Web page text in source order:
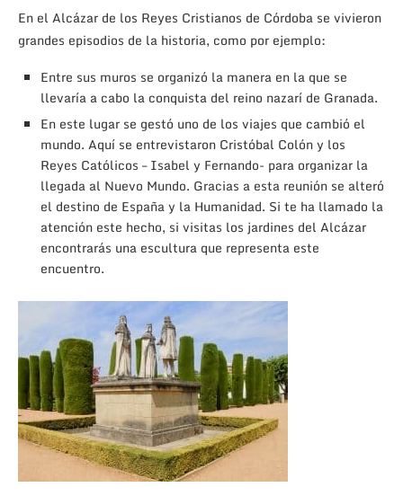
En el Alcázar de los Reyes Cristianos de Córdoba se vivieron
grandes episodios de la historia, como por ejemplo:
Entre sus muros se organizó la manera en la que se
llevaría a cabo la conquista del reino nazarí de Granada.
En este lugar se gestó uno de los viajes que cambió el
mundo. Aquí se entrevistaron Cristóbal Colón y los
Reyes Católicos – Isabel y Fernando- para organizar la
llegada al Nuevo Mundo. Gracias a esta reunión se alteró
el destino de España y la Humanidad. Si te ha llamado la
atención este hecho, si visitas los jardines del Alcázar
encontrarás una escultura que representa este
encuentro.